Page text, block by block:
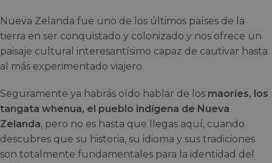
Nueva Zelanda fue uno de los últimos países de la
tierra en ser conquistado y colonizado y nos ofrece un
paisaje cultural interesantísimo capaz de cautivar hasta
al más experimentado viajero.
Seguramente ya habrás oído hablar de los maoríes, los
tangata whenua, el pueblo indígena de Nueva
Zelanda, pero no es hasta que llegas aquí, cuando
descubres que su historia, su idioma y sus tradiciones
son totalmente fundamentales para la identidad del